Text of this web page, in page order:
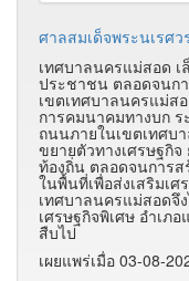
ศาลสมเด็จพระนเรศ
เทศบาลนครแม่สอด
ประชาชน ตลอดจนกา
เขตเทศบาลนครแม่ส
การคมนาคมทางบก
ถนนภายในเขตเทศบ
ขยายตัวทางเศรษฐกิ
ท้องถิ่น ตลอดจนการส
ในพื้นที่เพื่อส่งเสริมเ
เทศบาลนครแม่สอดจึ
เศรษฐกิจพิเศษ อําเภ
สืบไป
เผยแพร่เมื่อ 03-08-